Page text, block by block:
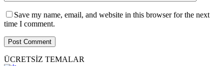
Save my name, email, and website in this browser for the next
time I comment.
ÜCRETSİZ TEMALAR